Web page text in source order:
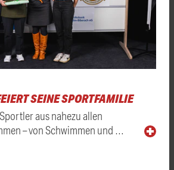
SEINE SPORTFAMILIE
aus nahezu allen
– von Schwimmen und …